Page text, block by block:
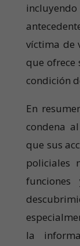
víctima de
que ofrece
condición
En
condena
que sus
policiales
la